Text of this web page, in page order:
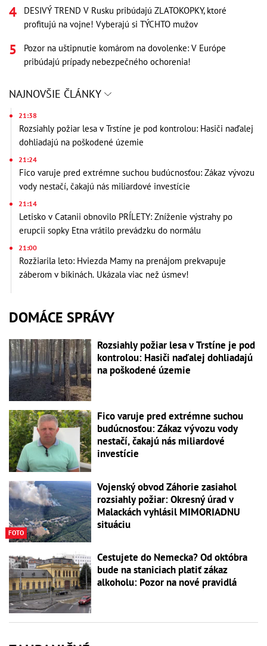
DESIVÝ TREND V Rusku pribúdajú ZLATOKOPKY, ktoré
profitujú na vojne! Vyberajú si TÝCHTO mužov
Pozor na uštipnutie komárom na dovolenke: V Európe
pribúdajú prípady nebezpečného ochorenia!
NAJNOVŠIE ČLÁNKY
21:38
Rozsiahly požiar lesa v Trstíne je pod kontrolou: Hasiči naďalej
dohliadajú na poškodené územie
21:24
Fico varuje pred extrémne suchou budúcnosťou: Zákaz vývozu
vody nestačí, čakajú nás miliardové investície
21:14
Letisko v Catanii obnovilo PRÍLETY: Zníženie výstrahy po
erupcii sopky Etna vrátilo prevádzku do normálu
21:00
Rozžiarila leto: Hviezda Mamy na prenájom prekvapuje
záberom v bikinách. Ukázala viac než úsmev!
DOMÁCE SPRÁVY
Rozsiahly požiar lesa v Trstíne je pod
kontrolou: Hasiči naďalej dohliadajú
na poškodené územie
Fico varuje pred extrémne suchou
budúcnosťou: Zákaz vývozu vody
nestačí, čakajú nás miliardové
investície
FOTO
Vojenský obvod Záhorie zasiahol
rozsiahly požiar: Okresný úrad v
Malackách vyhlásil MIMORIADNU
situáciu
Cestujete do Nemecka? Od októbra
bude na staniciach platiť zákaz
alkoholu: Pozor na nové pravidlá